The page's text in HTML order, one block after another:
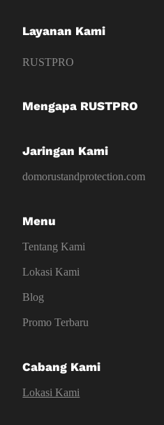
Layanan Kami
RUSTPRO
Mengapa RUSTPRO
Jaringan Kami
domorustandprotection.com
Menu
Tentang Kami
Lokasi Kami
Blog
Promo Terbaru
Cabang Kami
Lokasi Kami